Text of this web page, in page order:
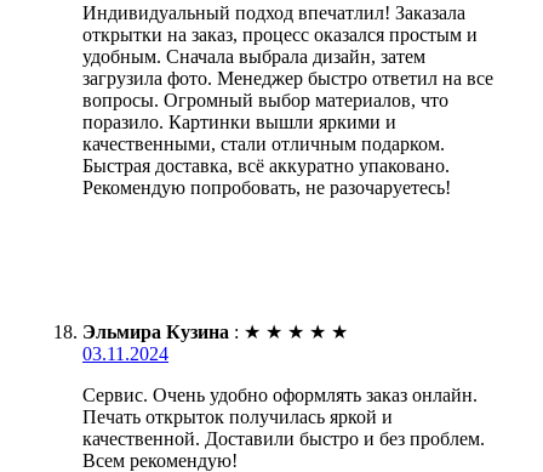
Индивидуальный подход впечатлил! Заказала
открытки на заказ, процесс оказался простым и
удобным. Сначала выбрала дизайн, затем
загрузила фото. Менеджер быстро ответил на все
вопросы. Огромный выбор материалов, что
поразило. Картинки вышли яркими и
качественными, стали отличным подарком.
Быстрая доставка, всё аккуратно упаковано.
Рекомендую попробовать, не разочаруетесь!
Эльмира Кузина : ★ ★ ★ ★ ★
03.11.2024
Сервис. Очень удобно оформлять заказ онлайн.
Печать открыток получилась яркой и
качественной. Доставили быстро и без проблем.
Всем рекомендую!